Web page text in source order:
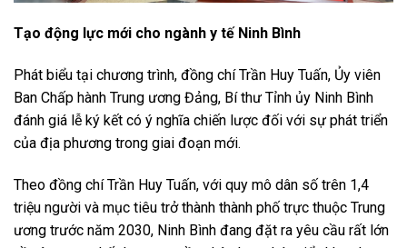
Tạo động lực mới cho ngành y tế Ninh Bình
Phát biểu tại chương trình, đồng chí Trần Huy Tuấn, Ủy viên
Ban Chấp hành Trung ương Đảng, Bí thư Tỉnh ủy Ninh Bình
đánh giá lễ ký kết có ý nghĩa chiến lược đối với sự phát triển
của địa phương trong giai đoạn mới.
Theo đồng chí Trần Huy Tuấn, với quy mô dân số trên 1,4
triệu người và mục tiêu trở thành thành phố trực thuộc Trung
ương trước năm 2030, Ninh Bình đang đặt ra yêu cầu rất lớn